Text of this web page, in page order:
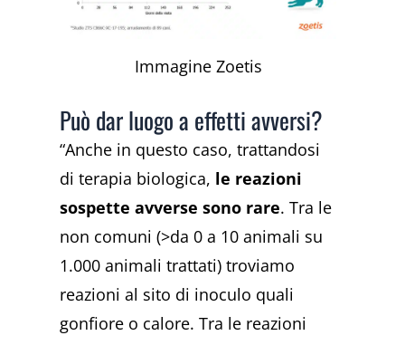
Immagine Zoetis
Può dar luogo a effetti avversi?
“Anche in questo caso, trattandosi
di terapia biologica, le reazioni
sospette avverse sono rare. Tra le
non comuni (>da 0 a 10 animali su
1.000 animali trattati) troviamo
reazioni al sito di inoculo quali
gonfiore o calore. Tra le reazioni